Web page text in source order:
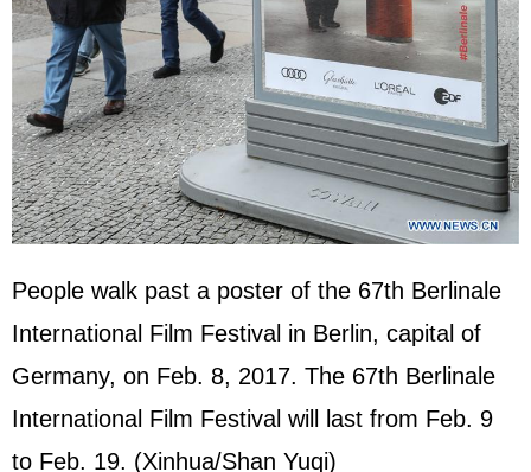
People walk past a poster of the 67th Berlinale
International Film Festival in Berlin, capital of
Germany, on Feb. 8, 2017. The 67th Berlinale
International Film Festival will last from Feb. 9
to Feb. 19. (Xinhua/Shan Yuqi)